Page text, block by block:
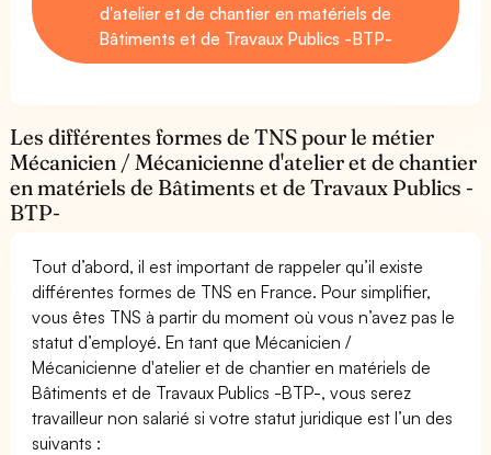
d'atelier et de chantier en matériels de
Bâtiments et de Travaux Publics -BTP-
Les différentes formes de TNS pour le métier
Mécanicien / Mécanicienne d'atelier et de chantier
en matériels de Bâtiments et de Travaux Publics -
BTP-
Tout d’abord, il est important de rappeler qu’il existe
différentes formes de TNS en France. Pour simplifier,
vous êtes TNS à partir du moment où vous n’avez pas le
statut d’employé. En tant que Mécanicien /
Mécanicienne d'atelier et de chantier en matériels de
Bâtiments et de Travaux Publics -BTP-, vous serez
travailleur non salarié si votre statut juridique est l’un des
suivants :